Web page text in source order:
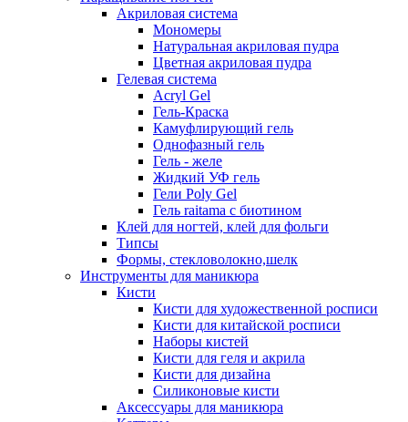
Акриловая система
Мономеры
Натуральная акриловая пудра
Цветная акриловая пудра
Гелевая система
Acryl Gel
Гель-Краска
Камуфлирующий гель
Однофазный гель
Гель - желе
Жидкий УФ гель
Гели Poly Gel
Гель raitama с биотином
Клей для ногтей, клей для фольги
Типсы
Формы, стекловолокно,шелк
Инструменты для маникюра
Кисти
Кисти для художественной росписи
Кисти для китайской росписи
Наборы кистей
Кисти для геля и акрила
Кисти для дизайна
Силиконовые кисти
Аксессуары для маникюра